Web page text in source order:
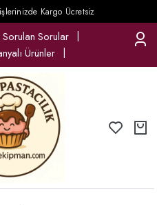
Kargo Ücretsiz
Sorulan Sorular
Ürünler